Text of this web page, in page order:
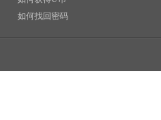
如何找回密码